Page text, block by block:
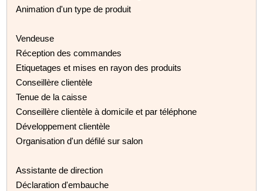
Animation d'un type de produit
Vendeuse
Réception des commandes
Etiquetages et mises en rayon des produits
Conseillère clientèle
Tenue de la caisse
Conseillère clientèle à domicile et par téléphone
Développement clientèle
Organisation d'un défilé sur salon
Assistante de direction
Déclaration d'embauche